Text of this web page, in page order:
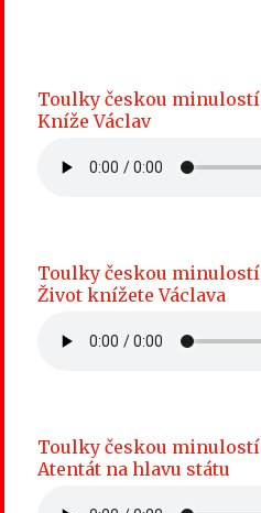
Toulky českou minulostí
Kníže Václav
Toulky českou minulostí
Život knížete Václava
Toulky českou minulostí
Atentát na hlavu státu